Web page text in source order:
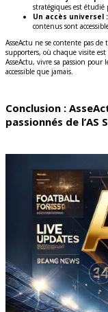
stratégiques est étudié
Un accès universel :
contenus sont
AsseActu ne se contente pas
supporters, où chaque visite
AsseActu, vivre sa passion
accessible que jamais.
Conclusion :
passionnés de l’AS